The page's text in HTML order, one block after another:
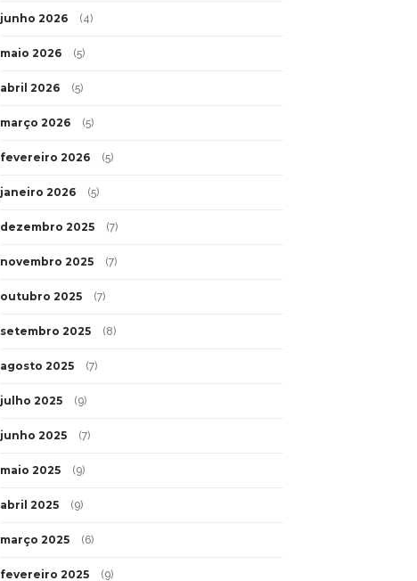
junho 2026 (4)
maio 2026 (5)
abril 2026 (5)
março 2026 (5)
fevereiro 2026 (5)
janeiro 2026 (5)
dezembro 2025 (7)
novembro 2025 (7)
outubro 2025 (7)
setembro 2025 (8)
agosto 2025 (7)
julho 2025 (9)
junho 2025 (7)
maio 2025 (9)
abril 2025 (9)
março 2025 (6)
fevereiro 2025 (9)